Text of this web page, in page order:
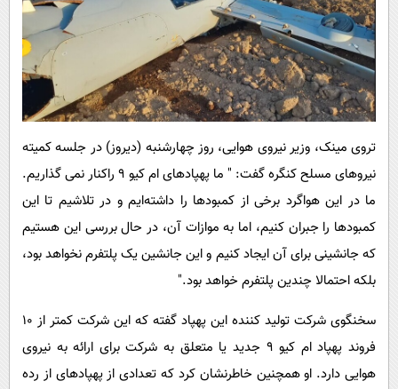
تروی مینک، وزیر نیروی هوایی، روز چهارشنبه (دیروز) در جلسه کمیته
نیروهای مسلح کنگره گفت: " ما پهپادهای ام کیو 9 راکنار نمی گذاریم.
ما در این هواگرد برخی از کمبودها را داشته‌ایم و در تلاشیم تا این
کمبودها را جبران کنیم، اما به موازات آن، در حال بررسی این هستیم
که جانشینی برای آن ایجاد کنیم و این جانشین یک پلتفرم نخواهد بود،
بلکه احتمالا چندین پلتفرم خواهد بود."
سخنگوی شرکت تولید کننده این پهپاد گفته که این شرکت کمتر از 10
فروند پهپاد ام کیو 9 جدید یا متعلق به شرکت برای ارائه به نیروی
هوایی دارد. او همچنین خاطرنشان کرد که تعدادی از پهپادهای از رده